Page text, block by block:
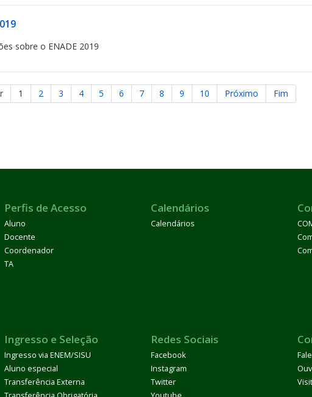
sobre o ENADE 2019
1 2 3 4 5 6 7 8 9 10 Próximo Fim
Perfis de Acesso
Aluno
Docente
Coordenador
TA
Calendários
Calendários
Ingresso e Seleção
Ingresso via ENEM/SISU
Aluno especial
Transferência Externa
Redes Sociais
Facebook
Instagram
Twitter